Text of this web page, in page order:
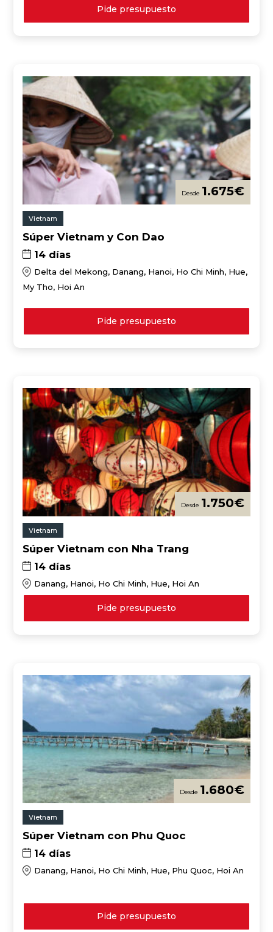
Pide presupuesto
1.675€
Vietnam
Súper Vietnam y Con Dao
14 días
Delta del Mekong, Danang, Hanoi, Ho Chi Minh, Hue,
My Tho, Hoi An
Pide presupuesto
1.750€
Vietnam
Súper Vietnam con Nha Trang
14 días
Danang, Hanoi, Ho Chi Minh, Hue, Hoi An
Pide presupuesto
1.680€
Vietnam
Súper Vietnam con Phu Quoc
14 días
Danang, Hanoi, Ho Chi Minh, Hue, Phu Quoc, Hoi An
Pide presupuesto